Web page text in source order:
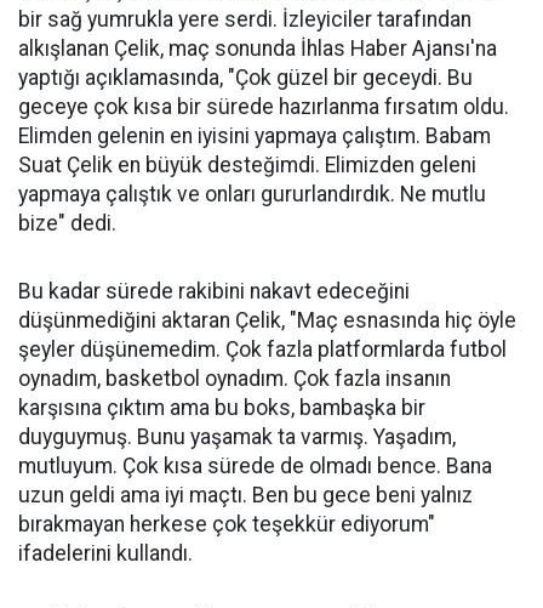
bir sağ yumrukla yere serdi. İzleyiciler tarafından
alkışlanan Çelik, maç sonunda İhlas Haber Ajansı'na
yaptığı açıklamasında, "Çok güzel bir geceydi. Bu
geceye çok kısa bir sürede hazırlanma fırsatım oldu.
Elimden gelenin en iyisini yapmaya çalıştım. Babam
Suat Çelik en büyük desteğimdi. Elimizden geleni
yapmaya çalıştık ve onları gururlandırdık. Ne mutlu
bize" dedi.
Bu kadar sürede rakibini nakavt edeceğini
düşünmediğini aktaran Çelik, "Maç esnasında hiç öyle
şeyler düşünemedim. Çok fazla platformlarda futbol
oynadım, basketbol oynadım. Çok fazla insanın
karşısına çıktım ama bu boks, bambaşka bir
duyguymuş. Bunu yaşamak ta varmış. Yaşadım,
mutluyum. Çok kısa sürede de olmadı bence. Bana
uzun geldi ama iyi maçtı. Ben bu gece beni yalnız
bırakmayan herkese çok teşekkür ediyorum"
ifadelerini kullandı.